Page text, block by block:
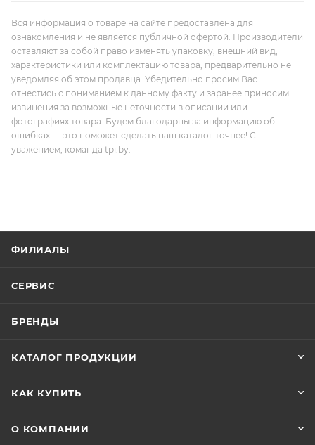
Вся информация о товаре на сайте предоставлена для
ознакомления и не является публичной офертой. Производители
оставляют за собой право изменять упаковку, внешний вид,
характеристики или комплектацию товара, предварительно не
уведомляя об этом продавца. Убедительно просим Вас
отнестись с пониманием к данному факту и заранее приносим
извинения за возможные неточности в описании или
фотографиях товара. Будем благодарны за информацию об
ошибках — это поможет сделать наш каталог точнее! С
уважением, команда tpi.by.
ФИЛИАЛЫ
СЕРВИС
БРЕНДЫ
КАТАЛОГ ПРОДУКЦИИ
КАК КУПИТЬ
О КОМПАНИИ